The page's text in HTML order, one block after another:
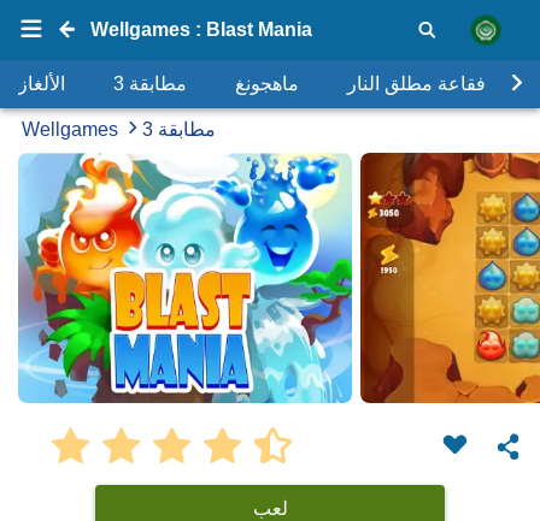
Wellgames : Blast Mania
الألغاز مطابقة 3 ماهجونغ فقاعة مطلق النار
Wellgames مطابقة 3
لعب